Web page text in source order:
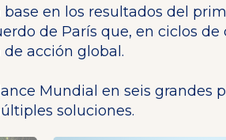
en los resultados del
de París que, en ciclos de
acción global.
Mundial en seis grandes
soluciones.